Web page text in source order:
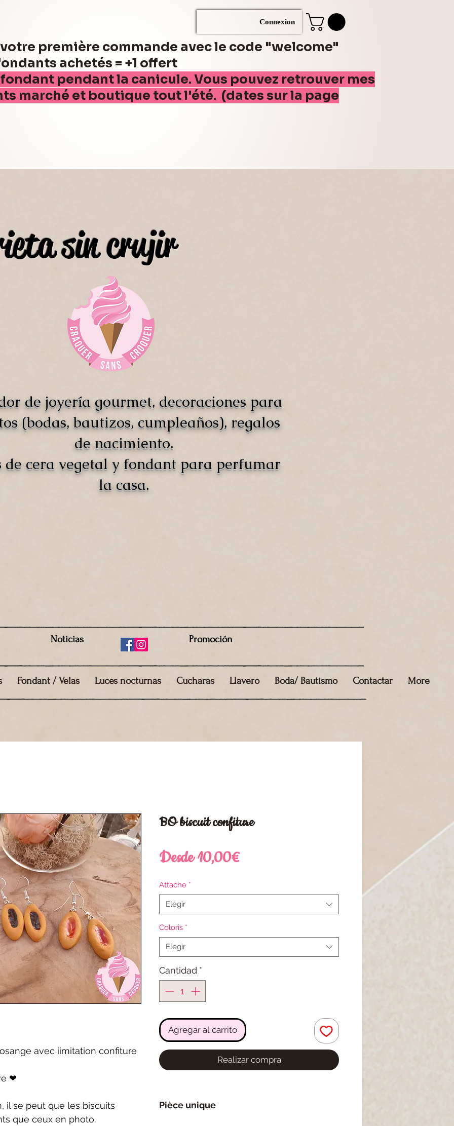
Connexion
première commande avec le code "welcome"
achetés = +1 offert
pendant la canicule. Vous pouvez retrouver mes
marché et boutique tout l'été. (dates sur la page
sin crujir
de joyería gourmet, decoraciones para
(bodas, bautizos, cumpleaños), regalos
de nacimiento.
de cera vegetal y fondant para perfumar
la casa.
Noticias Promoción
Fondant / Velas Luces nocturnas Cucharas Llavero Boda/ Bautismo Contactar More
avec iimitation confiture
❤
il se peut que les biscuits
que ceux en photo.
BO biscuit confiture
Desde10,00€Precio
Attache *
Elegir
Coloris *
Elegir
Cantidad *
Agregar al carrito
Realizar compra
Pièce unique